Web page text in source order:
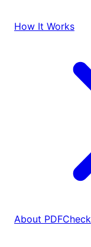
How It Works
About PDFCheck